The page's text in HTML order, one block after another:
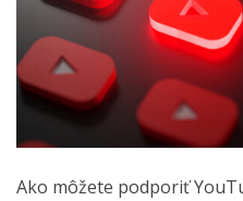
Ako môžete podporiť